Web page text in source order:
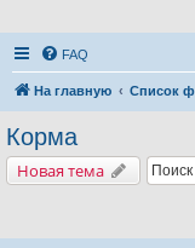
FAQ
На главную Список
Корма
Новая тема